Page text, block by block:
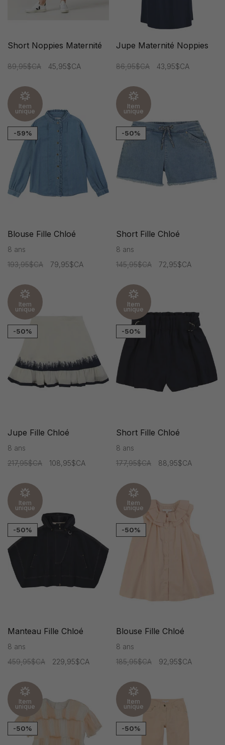
Short Noppies Maternité
89,95$CA 45,95$CA
Jupe Maternité Noppies
86,95$CA 43,95$CA
Item
unique
-59%
Blouse Fille Chloé
8 ans
193,95$CA
79,95$CA
Item
unique
-50%
Short Fille Chloé
8 ans
145,95$CA
72,95$CA
Item
unique
-50%
Jupe Fille Chloé
8 ans
217,95$CA
108,95$CA
Item
unique
-50%
Short Fille Chloé
8 ans
177,95$CA
88,95$CA
Item
unique
-50%
Manteau Fille Chloé
8 ans
459,95$CA
229,95$CA
Item
unique
-50%
Blouse Fille Chloé
8 ans
185,95$CA
92,95$CA
Item
unique
-50%
Item
unique
-50%